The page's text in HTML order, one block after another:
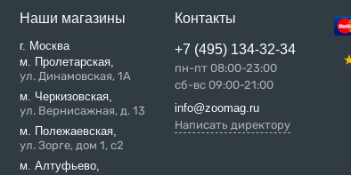
Наши магазины
г. Москва
м. Пролетарская,
ул. Динамовская, 1А
м. Черкизовская,
ул. Вернисажная, д. 13
м. Полежаевская,
ул. Зорге, дом 1, с2
м. Алтуфьево,
Контакты
+7 (495) 134-32-34
пн-пт 08:00-23:00
сб-вс 09:00-21:00
info@zoomag.ru
Написать директору